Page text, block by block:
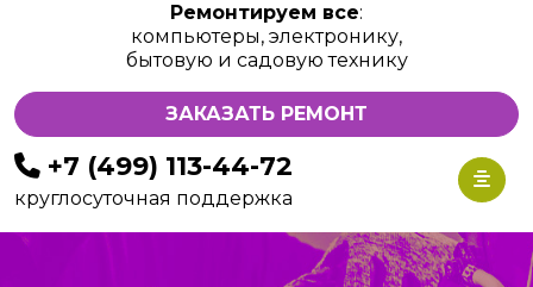
Ремонтируем все:
компьютеры, электронику,
бытовую и садовую технику
ЗАКАЗАТЬ РЕМОНТ
+7 (499) 113-44-72
круглосуточная поддержка